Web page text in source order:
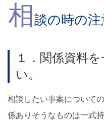
相 談の時の注
１．関係資料
い。
相談したい事案について
係ありそうなものは一式